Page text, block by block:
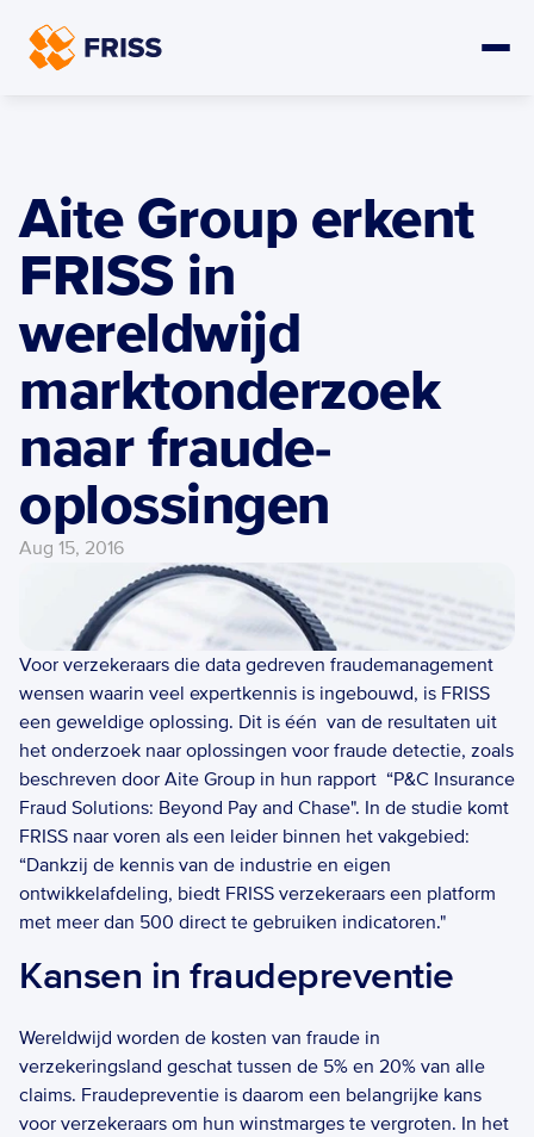
Aite Group erkent
FRISS in
wereldwijd
marktonderzoek
naar fraude-
oplossingen
Aug 15, 2016
Voor verzekeraars die data gedreven fraudemanagement
wensen waarin veel expertkennis is ingebouwd, is FRISS
een geweldige oplossing. Dit is één  van de resultaten uit
het onderzoek naar oplossingen voor fraude detectie, zoals
beschreven door Aite Group in hun rapport  “P&C Insurance
Fraud Solutions: Beyond Pay and Chase". In de studie komt
FRISS naar voren als een leider binnen het vakgebied:
“Dankzij de kennis van de industrie en eigen
ontwikkelafdeling, biedt FRISS verzekeraars een platform
met meer dan 500 direct te gebruiken indicatoren."
Kansen in fraudepreventie
Wereldwijd worden de kosten van fraude in
verzekeringsland geschat tussen de 5% en 20% van alle
claims. Fraudepreventie is daarom een belangrijke kans
voor verzekeraars om hun winstmarges te vergroten. In het